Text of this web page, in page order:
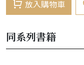
放入購物車
同系列書籍